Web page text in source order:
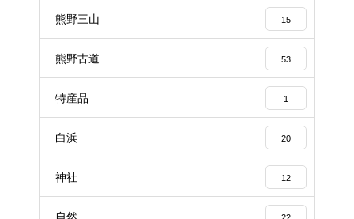
熊野三山 15
熊野古道 53
特産品 1
白浜 20
神社 12